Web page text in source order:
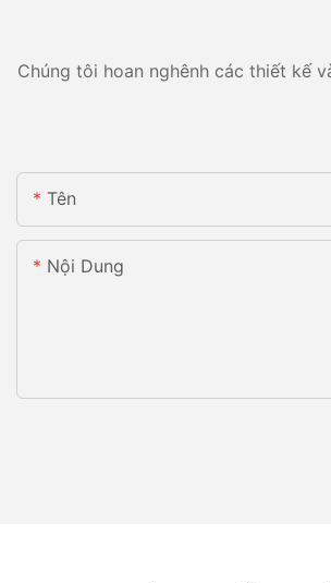
Chúng tôi hoan nghênh các thiết kế
Tên
Nội Dung